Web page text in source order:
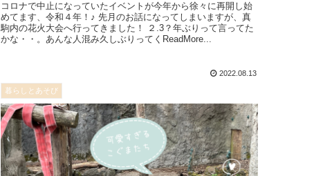
コロナで中止になっていたイベントが今年から徐々に再開し始
めてます、令和４年！♪ 先月のお話になってしまいますが、真
駒内の花火大会へ行ってきました！ ２.3？年ぶりって言ってた
かな・・。あんな人混み久しぶりってくReadMore...
2022.08.13
暮らしとあそび